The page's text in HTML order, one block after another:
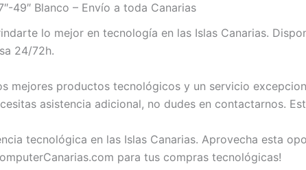
49″ Blanco – Envío a toda Canarias
lo mejor en tecnología en las Islas Canarias.
24/72h.
mejores productos tecnológicos y un servicio
asistencia adicional, no dudes en contactarnos.
tecnológica en las Islas Canarias. Aprovecha esta
para tus compras tecnológicas!